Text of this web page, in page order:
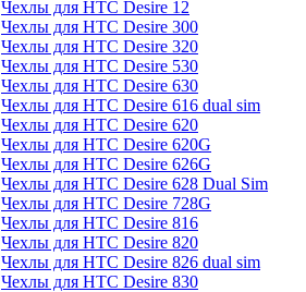
Чехлы для HTC Desire 12
Чехлы для HTC Desire 300
Чехлы для HTC Desire 320
Чехлы для HTC Desire 530
Чехлы для HTC Desire 630
Чехлы для HTC Desire 616 dual sim
Чехлы для HTC Desire 620
Чехлы для HTC Desire 620G
Чехлы для HTC Desire 626G
Чехлы для HTC Desire 628 Dual Sim
Чехлы для HTC Desire 728G
Чехлы для HTC Desire 816
Чехлы для HTC Desire 820
Чехлы для HTC Desire 826 dual sim
Чехлы для HTC Desire 830